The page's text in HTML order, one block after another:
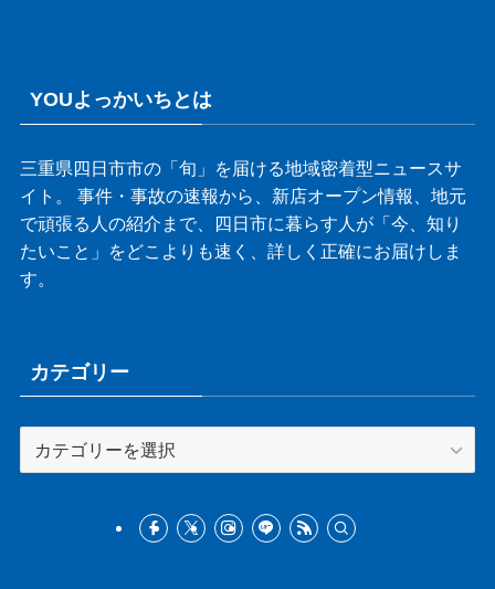
YOUよっかいちとは
三重県四日市市の「旬」を届ける地域密着型ニュースサ
イト。 事件・事故の速報から、新店オープン情報、地元
で頑張る人の紹介まで、四日市に暮らす人が「今、知り
たいこと」をどこよりも速く、詳しく正確にお届けしま
す。
カテゴリー
テ